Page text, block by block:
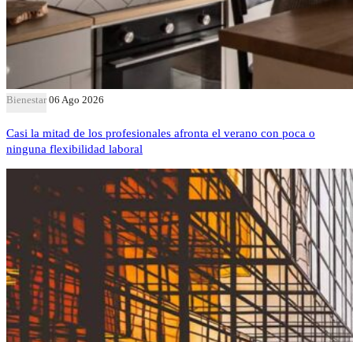
Bienestar 06 Ago 2026
Casi la mitad de los profesionales afronta el verano con poca o
ninguna flexibilidad laboral